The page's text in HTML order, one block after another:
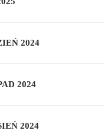
2024
2024
2024